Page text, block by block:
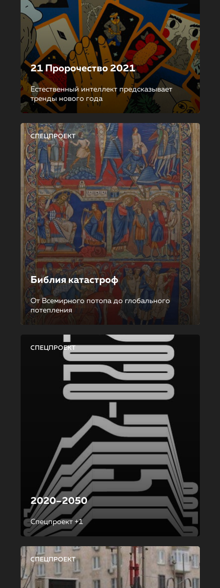
21 Пророчество 2021
Естественный интеллект предсказывает
тренды нового года
СПЕЦПРОЕКТ
Библия катастроф
От Всемирного потопа до глобального
потепления
СПЕЦПРОЕКТ
2020–2050
Спецпроект +1
СПЕЦПРОЕКТ